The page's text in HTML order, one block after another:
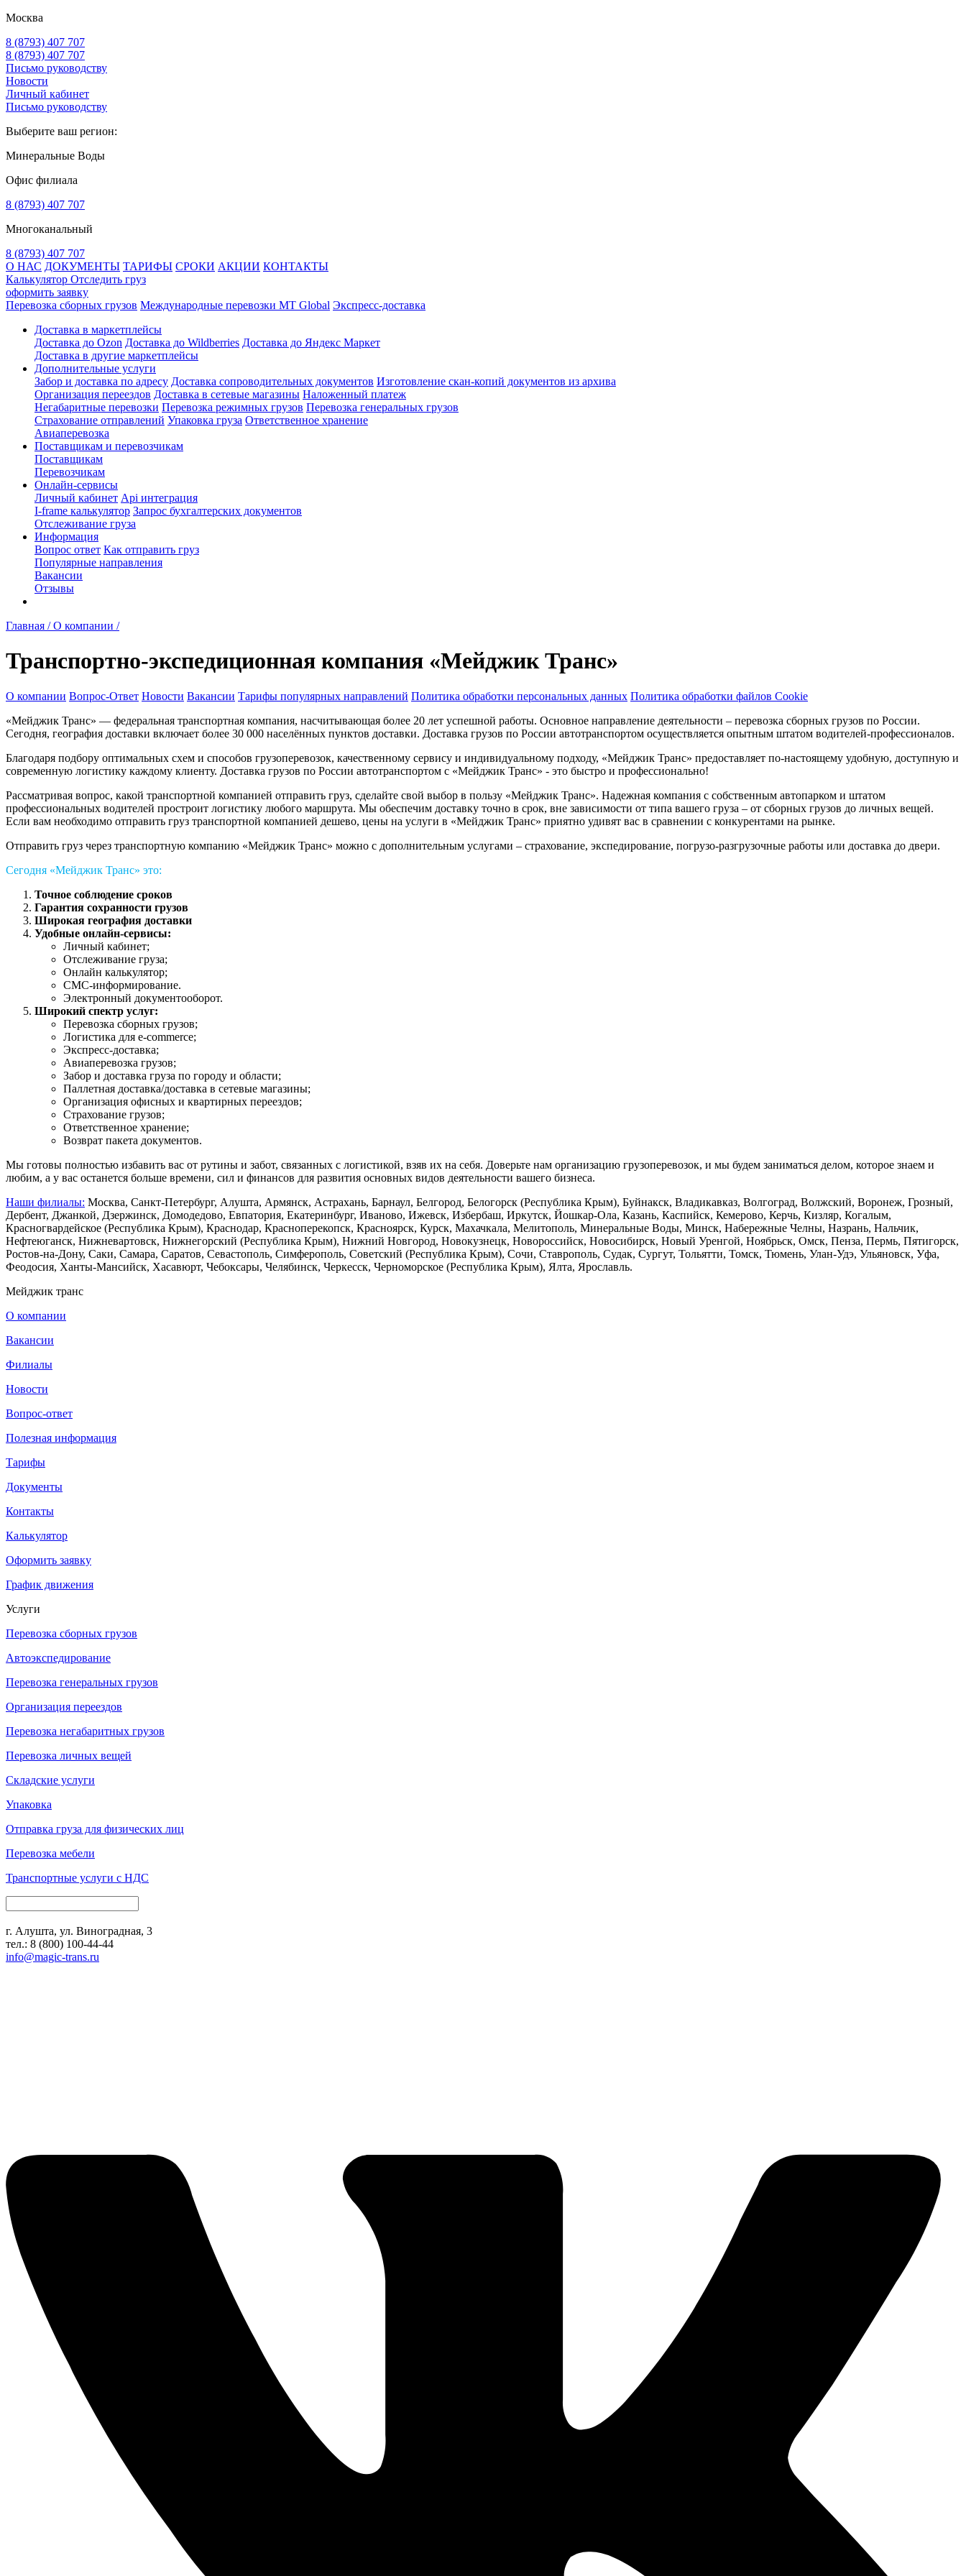
Москва
8 (8793) 407 707
8 (8793) 407 707
Письмо руководству
Новости
Личный кабинет
Письмо руководству
Выберите ваш регион:
Минеральные Воды
Офис филиала
8 (8793) 407 707
Многоканальный
8 (8793) 407 707
О НАС ДОКУМЕНТЫ ТАРИФЫ СРОКИ АКЦИИ КОНТАКТЫ
Калькулятор Отследить груз
оформить заявку
Перевозка сборных грузов Международные перевозки MT Global Экспресс-доставка
Доставка в маркетплейсы
Доставка до Ozon Доставка до Wildberries Доставка до Яндекс Маркет
Доставка в другие маркетплейсы
Дополнительные услуги
Забор и доставка по адресу Доставка сопроводительных документов Изготовление скан-копий документов из архива
Организация переездов Доставка в сетевые магазины Наложенный платеж
Негабаритные перевозки Перевозка режимных грузов Перевозка генеральных грузов
Страхование отправлений Упаковка груза Ответственное хранение
Авиаперевозка
Поставщикам и перевозчикам
Поставщикам
Перевозчикам
Онлайн-сервисы
Личный кабинет Api интеграция
I-frame калькулятор Запрос бухгалтерских документов
Отслеживание груза
Информация
Вопрос ответ Как отправить груз
Популярные направления
Вакансии
Отзывы
Главная /О компании /
Транспортно-экспедиционная компания «Мейджик Транс»
О компании Вопрос-Ответ Новости Вакансии Тарифы популярных направлений Политика обработки персональных данных Политика обработки файлов Cookie
«Мейджик Транс» — федеральная транспортная компания, насчитывающая более 20 лет успешной работы. Основное направление деятельности – перевозка сборных грузов по России.
Сегодня, география доставки включает более 30 000 населённых пунктов доставки. Доставка грузов по России автотранспортом осуществляется опытным штатом водителей-профессионалов.
Благодаря подбору оптимальных схем и способов грузоперевозок, качественному сервису и индивидуальному подходу, «Мейджик Транс» предоставляет по-настоящему удобную, доступную и
современную логистику каждому клиенту. Доставка грузов по России автотранспортом с «Мейджик Транс» - это быстро и профессионально!
Рассматривая вопрос, какой транспортной компанией отправить груз, сделайте свой выбор в пользу «Мейджик Транс». Надежная компания с собственным автопарком и штатом
профессиональных водителей простроит логистику любого маршрута. Мы обеспечим доставку точно в срок, вне зависимости от типа вашего груза – от сборных грузов до личных вещей.
Если вам необходимо отправить груз транспортной компанией дешево, цены на услуги в «Мейджик Транс» приятно удивят вас в сравнении с конкурентами на рынке.
Отправить груз через транспортную компанию «Мейджик Транс» можно с дополнительным услугами – страхование, экспедирование, погрузо-разгрузочные работы или доставка до двери.
Сегодня «Мейджик Транс» это:
Точное соблюдение сроков
Гарантия сохранности грузов
Широкая география доставки
Удобные онлайн-сервисы:
Личный кабинет;
Отслеживание груза;
Онлайн калькулятор;
СМС-информирование.
Электронный документооборот.
Широкий спектр услуг:
Перевозка сборных грузов;
Логистика для e-commerce;
Экспресс-доставка;
Авиаперевозка грузов;
Забор и доставка груза по городу и области;
Паллетная доставка/доставка в сетевые магазины;
Организация офисных и квартирных переездов;
Страхование грузов;
Ответственное хранение;
Возврат пакета документов.
Мы готовы полностью избавить вас от рутины и забот, связанных с логистикой, взяв их на себя. Доверьте нам организацию грузоперевозок, и мы будем заниматься делом, которое знаем и
любим, а у вас останется больше времени, сил и финансов для развития основных видов деятельности вашего бизнеса.
Наши филиалы: Москва, Санкт-Петербург, Алушта, Армянск, Астрахань, Барнаул, Белгород, Белогорск (Республика Крым), Буйнакск, Владикавказ, Волгоград, Волжский, Воронеж, Грозный,
Дербент, Джанкой, Дзержинск, Домодедово, Евпатория, Екатеринбург, Иваново, Ижевск, Избербаш, Иркутск, Йошкар-Ола, Казань, Каспийск, Кемерово, Керчь, Кизляр, Когалым,
Красногвардейское (Республика Крым), Краснодар, Красноперекопск, Красноярск, Курск, Махачкала, Мелитополь, Минеральные Воды, Минск, Набережные Челны, Назрань, Нальчик,
Нефтеюганск, Нижневартовск, Нижнегорский (Республика Крым), Нижний Новгород, Новокузнецк, Новороссийск, Новосибирск, Новый Уренгой, Ноябрьск, Омск, Пенза, Пермь, Пятигорск,
Ростов-на-Дону, Саки, Самара, Саратов, Севастополь, Симферополь, Советский (Республика Крым), Сочи, Ставрополь, Судак, Сургут, Тольятти, Томск, Тюмень, Улан-Удэ, Ульяновск, Уфа,
Феодосия, Ханты-Мансийск, Хасавюрт, Чебоксары, Челябинск, Черкесск, Черноморское (Республика Крым), Ялта, Ярославль.
Мейджик транс
О компании
Вакансии
Филиалы
Новости
Вопрос-ответ
Полезная информация
Тарифы
Документы
Контакты
Калькулятор
Оформить заявку
График движения
Услуги
Перевозка сборных грузов
Автоэкспедирование
Перевозка генеральных грузов
Организация переездов
Перевозка негабаритных грузов
Перевозка личных вещей
Складские услуги
Упаковка
Отправка груза для физических лиц
Перевозка мебели
Транспортные услуги с НДС
г. Алушта, ул. Виноградная, 3
тел.: 8 (800) 100-44-44
info@magic-trans.ru